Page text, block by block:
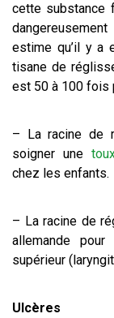
cette substance
estime qu’il y a
tisane de
est 50 à 100 fois
– La racine de
soigner une
chez les enfants.
– La racine de
allemande
supérieur
Ulcères